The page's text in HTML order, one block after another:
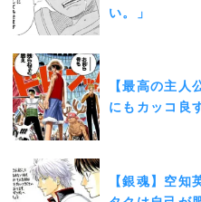
い。」
【最高の主人
にもカッコ良
【銀魂】空知